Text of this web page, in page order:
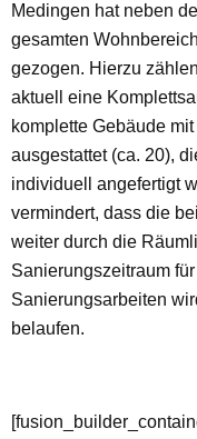
Medingen hat neben
gesamten
gezogen. Hierzu
aktuell eine
komplette Gebäude
ausgestattet (ca. 20),
individuell angefertigt
vermindert, dass die
weiter durch die
Sanierungszeitraum
Sanierungsarbeiten
belaufen.